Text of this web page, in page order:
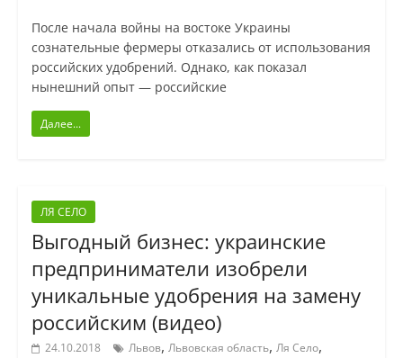
После начала войны на востоке Украины
сознательные фермеры отказались от использования
российских удобрений. Однако, как показал
нынешний опыт — российские
Далее...
ЛЯ СЕЛО
Выгодный бизнес: украинские
предприниматели изобрели
уникальные удобрения на замену
российским (видео)
24.10.2018 Львов, Львовская область, Ля Село,